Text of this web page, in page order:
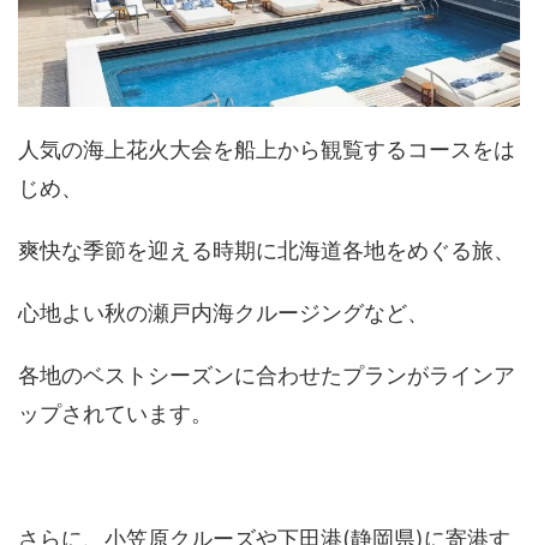
人気の海上花火大会を船上から観覧するコースをは
じめ、
爽快な季節を迎える時期に北海道各地をめぐる旅、
心地よい秋の瀬戸内海クルージングなど、
各地のベストシーズンに合わせたプランがラインア
ップされています。
さらに、小笠原クルーズや下田港(静岡県)に寄港す